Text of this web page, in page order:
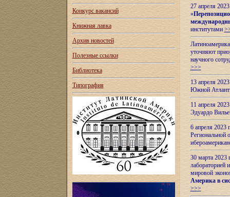
Конкурс вакансий
Книжная лавка
Архив новостей
Полезные ссылки
Библиотека
Типография
27 апреля
«
институтами
уточняют
научного
>>>
13 апреля
Южной
11 апреля
Эдуардо
6 апреля
Региональной
30 марта 2023
лабораторией
мировой
Америка в
>>>